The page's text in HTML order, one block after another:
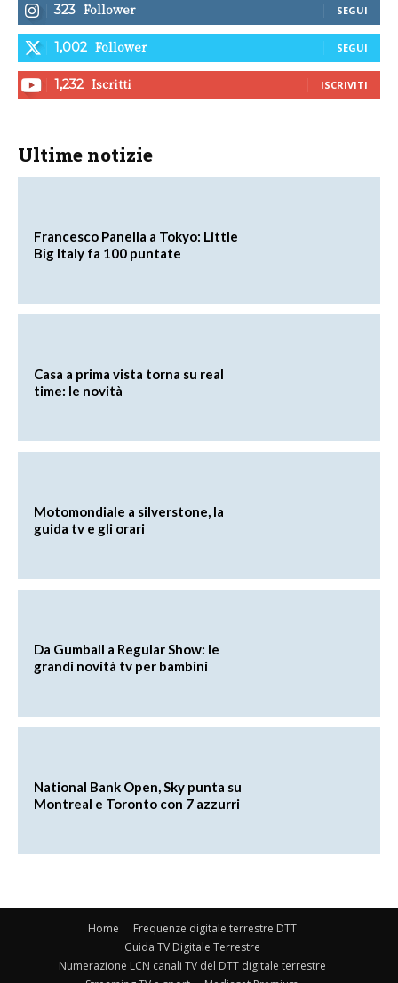
323 Follower SEGUI
1,002 Follower SEGUI
1,232 Iscritti ISCRIVITI
Ultime notizie
Francesco Panella a Tokyo: Little
Big Italy fa 100 puntate
Casa a prima vista torna su real
time: le novità
Motomondiale a silverstone, la
guida tv e gli orari
Da Gumball a Regular Show: le
grandi novità tv per bambini
National Bank Open, Sky punta su
Montreal e Toronto con 7 azzurri
Home
Frequenze digitale terrestre DTT
Guida TV Digitale Terrestre
Numerazione LCN canali TV del DTT digitale terrestre